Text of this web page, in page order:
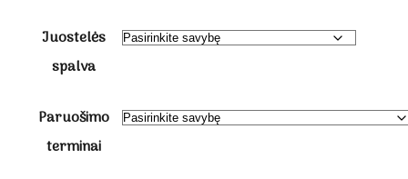
Juostelės
spalva
Paruošimo
terminai